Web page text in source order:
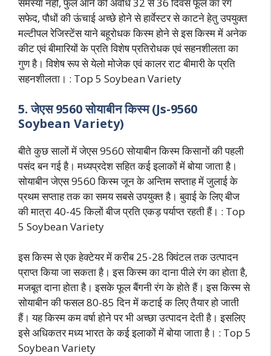
सफेद, पौधों की ऊंचाई अच्छे होने से हार्वेस्टर से काटने हेतु उपयुक्त
मल्टीपल रेजिस्टेंस याने बहूरोधक किस्म होने से इस किस्म में अनेक
कीट एवं बीमारियों के प्रति विशेष प्रतिरोधक एवं सहनशीलता का
गुण है। विशेष रूप से येलो मोजेक एवं कालर राट बीमारी के प्रति
सहनशीलता। : Top 5 Soybean Variety
5. जेएस 9560 सोयाबीन किस्म (Js-9560
Soybean Variety)
बीते कुछ सालों में जेएस 9560 सोयाबीन किस्म किसानों की पहली
पसंद बन गई है। मध्यप्रदेश सहित कई इलाकों में बोया जाता है।
सोयाबीन जेएस 9560 किस्म जून के अन्तिम सप्ताह में जुलाई के
प्रथम सप्ताह तक का समय सबसे उपयुक्त है। बुवाई के लिए बीज
की मात्रा 40-45 किलों बीज प्रति एकड़ पर्याप्त रहती हैं। : Top
5 Soybean Variety
इस किस्म से एक हेक्टेयर में करीब 25-28 क्विंटल तक उत्पादन
प्राप्त किया जा सकता है। इस किस्म का दाना पीले रंग का होता है,
मजबूत दाना होता है। इसके फूल बैंगनी रंग के होते हैं। इस किस्म से
सोयाबीन की फसल 80-85 दिन में कटाई क लिए तैयार हो जाती
हैं। यह किस्म कम वर्षा होने पर भी अच्छा उत्पादन देती है। इसलिए
इसे अधिकतर मध्य भारत केकई इलाकों में बोया जाता है। : Top 5
Soybean Variety